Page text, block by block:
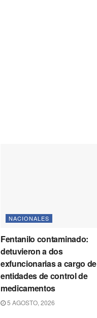
NACIONALES
Fentanilo contaminado:
detuvieron a dos
exfuncionarias a cargo de
entidades de control de
medicamentos
5 AGOSTO, 2026